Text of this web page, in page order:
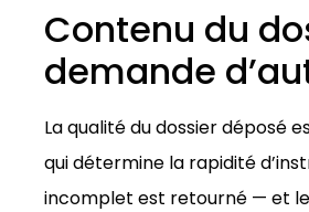
Contenu du
demande
La qualité du dossier déposé
qui détermine la rapidité
incomplet est retourné — et